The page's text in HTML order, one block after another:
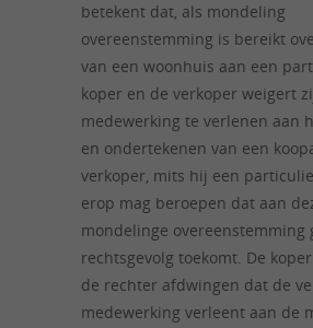
betekent dat, als mondeling
overeenstemming is bereikt
van een woonhuis aan een
koper en de verkoper weigert
medewerking te verlenen aan
en ondertekenen van een
verkoper, mits hij een
erop mag beroepen dat aan
mondelinge overeenstemming
rechtsgevolg toekomt. De
de rechter afdwingen dat de
medewerking verleent aan de